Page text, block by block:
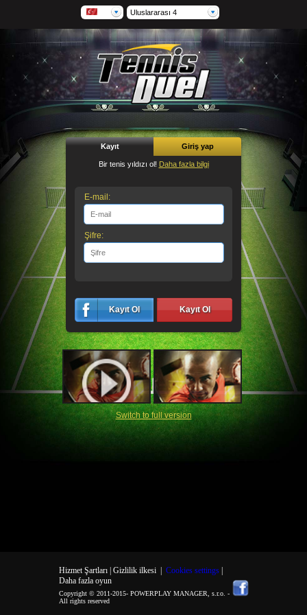
Uluslararası 4
Kayıt Giriş yap
Bir tenis yıldızı ol! Daha fazla bilgi
E-mail:
Şifre:
Kayıt Ol Kayıt Ol
Switch to full version
Hizmet Şartları | Gizlilik ilkesi| Cookies settings
Daha fazla oyun
Copyright © 2011-2015- POWERPLAY MANAGER, s.r.o. -
All rights reserved